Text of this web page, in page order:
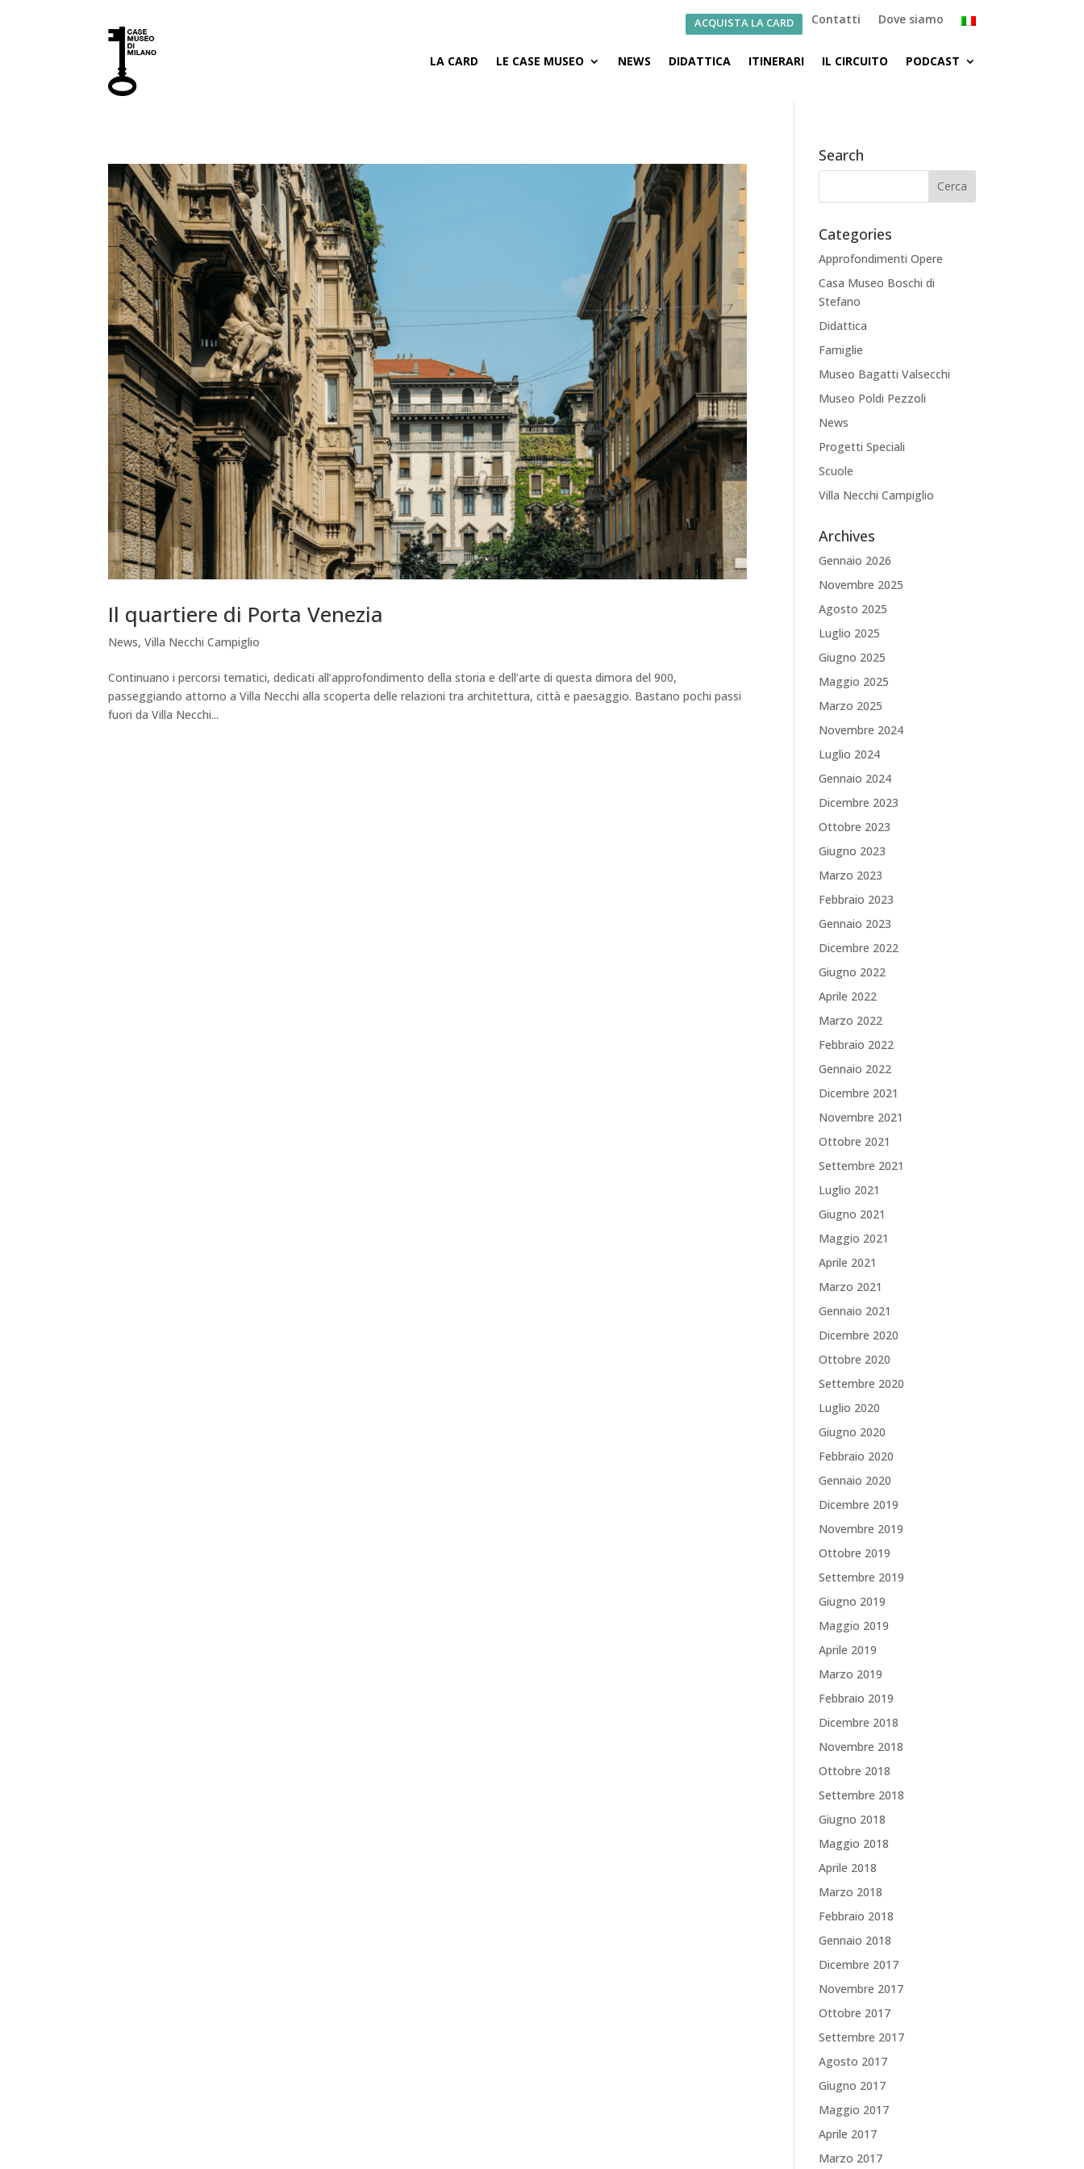
ACQUISTA LA CARD Contatti Dove siamo
LA CARD LE CASE MUSEO NEWS DIDATTICA ITINERARI IL CIRCUITO PODCAST
Il quartiere di Porta Venezia
News,Villa Necchi Campiglio
Continuano i percorsi tematici, dedicati all’approfondimento della storia e dell’arte di questa dimora del 900,
passeggiando attorno a Villa Necchi alla scoperta delle relazioni tra architettura, città e paesaggio. Bastano pochi passi
fuori da Villa Necchi...
Search
Categories
Approfondimenti Opere
Casa Museo Boschi di
Stefano
Didattica
Famiglie
Museo Bagatti Valsecchi
Museo Poldi Pezzoli
News
Progetti Speciali
Scuole
Villa Necchi Campiglio
Archives
Gennaio 2026
Novembre 2025
Agosto 2025
Luglio 2025
Giugno 2025
Maggio 2025
Marzo 2025
Novembre 2024
Luglio 2024
Gennaio 2024
Dicembre 2023
Ottobre 2023
Giugno 2023
Marzo 2023
Febbraio 2023
Gennaio 2023
Dicembre 2022
Giugno 2022
Aprile 2022
Marzo 2022
Febbraio 2022
Gennaio 2022
Dicembre 2021
Novembre 2021
Ottobre 2021
Settembre 2021
Luglio 2021
Giugno 2021
Maggio 2021
Aprile 2021
Marzo 2021
Gennaio 2021
Dicembre 2020
Ottobre 2020
Settembre 2020
Luglio 2020
Giugno 2020
Febbraio 2020
Gennaio 2020
Dicembre 2019
Novembre 2019
Ottobre 2019
Settembre 2019
Giugno 2019
Maggio 2019
Aprile 2019
Marzo 2019
Febbraio 2019
Dicembre 2018
Novembre 2018
Ottobre 2018
Settembre 2018
Giugno 2018
Maggio 2018
Aprile 2018
Marzo 2018
Febbraio 2018
Gennaio 2018
Dicembre 2017
Novembre 2017
Ottobre 2017
Settembre 2017
Agosto 2017
Giugno 2017
Maggio 2017
Aprile 2017
Marzo 2017